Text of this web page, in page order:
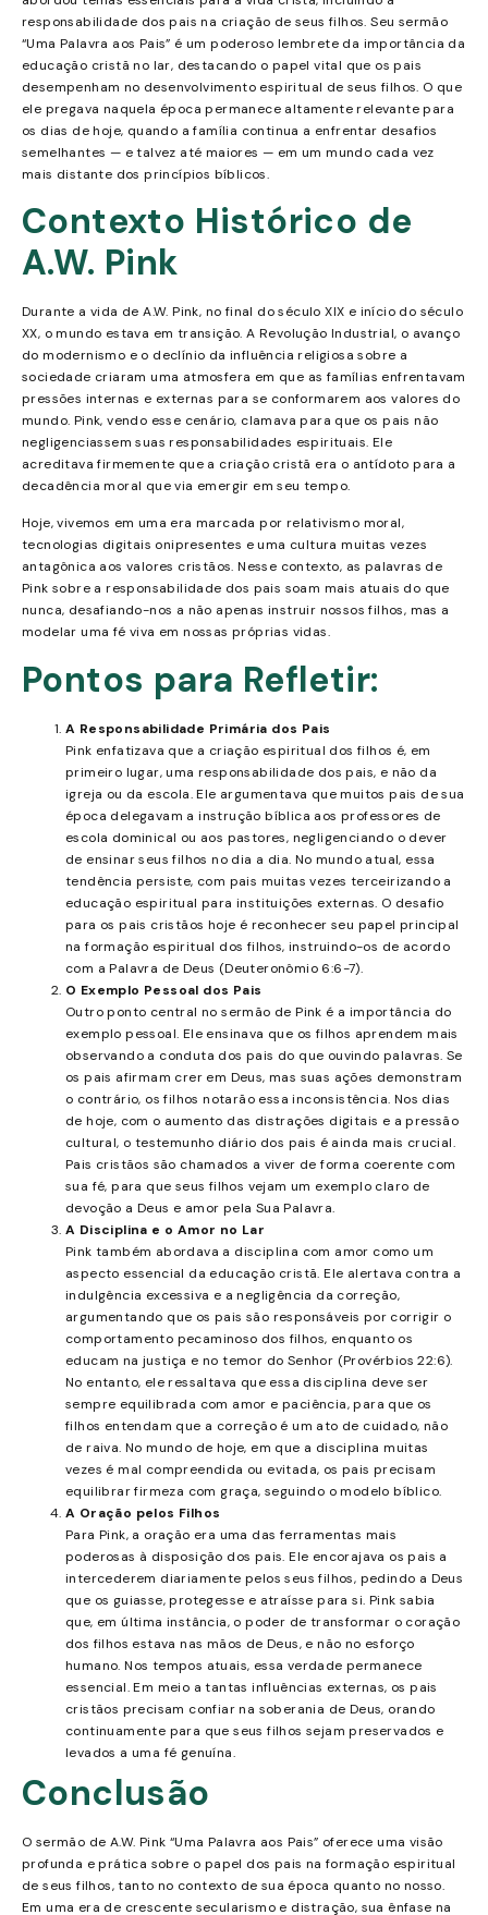
responsabilidade dos pais na criação de seus filhos. Seu sermão
“Uma Palavra aos Pais” é um poderoso lembrete da importância da
educação cristã no lar, destacando o papel vital que os pais
desempenham no desenvolvimento espiritual de seus filhos. O que
ele pregava naquela época permanece altamente relevante para
os dias de hoje, quando a família continua a enfrentar desafios
semelhantes — e talvez até maiores — em um mundo cada vez
mais distante dos princípios bíblicos.
Contexto Histórico de
A.W. Pink
Durante a vida de A.W. Pink, no final do século XIX e início do século
XX, o mundo estava em transição. A Revolução Industrial, o avanço
do modernismo e o declínio da influência religiosa sobre a
sociedade criaram uma atmosfera em que as famílias enfrentavam
pressões internas e externas para se conformarem aos valores do
mundo. Pink, vendo esse cenário, clamava para que os pais não
negligenciassem suas responsabilidades espirituais. Ele
acreditava firmemente que a criação cristã era o antídoto para a
decadência moral que via emergir em seu tempo.
Hoje, vivemos em uma era marcada por relativismo moral,
tecnologias digitais onipresentes e uma cultura muitas vezes
antagônica aos valores cristãos. Nesse contexto, as palavras de
Pink sobre a responsabilidade dos pais soam mais atuais do que
nunca, desafiando-nos a não apenas instruir nossos filhos, mas a
modelar uma fé viva em nossas próprias vidas.
Pontos para Refletir:
A Responsabilidade Primária dos Pais
Pink enfatizava que a criação espiritual dos filhos é, em
primeiro lugar, uma responsabilidade dos pais, e não da
igreja ou da escola. Ele argumentava que muitos pais de sua
época delegavam a instrução bíblica aos professores de
escola dominical ou aos pastores, negligenciando o dever
de ensinar seus filhos no dia a dia. No mundo atual, essa
tendência persiste, com pais muitas vezes terceirizando a
educação espiritual para instituições externas. O desafio
para os pais cristãos hoje é reconhecer seu papel principal
na formação espiritual dos filhos, instruindo-os de acordo
com a Palavra de Deus (Deuteronômio 6:6-7).
O Exemplo Pessoal dos Pais
Outro ponto central no sermão de Pink é a importância do
exemplo pessoal. Ele ensinava que os filhos aprendem mais
observando a conduta dos pais do que ouvindo palavras. Se
os pais afirmam crer em Deus, mas suas ações demonstram
o contrário, os filhos notarão essa inconsistência. Nos dias
de hoje, com o aumento das distrações digitais e a pressão
cultural, o testemunho diário dos pais é ainda mais crucial.
Pais cristãos são chamados a viver de forma coerente com
sua fé, para que seus filhos vejam um exemplo claro de
devoção a Deus e amor pela Sua Palavra.
A Disciplina e o Amor no Lar
Pink também abordava a disciplina com amor como um
aspecto essencial da educação cristã. Ele alertava contra a
indulgência excessiva e a negligência da correção,
argumentando que os pais são responsáveis por corrigir o
comportamento pecaminoso dos filhos, enquanto os
educam na justiça e no temor do Senhor (Provérbios 22:6).
No entanto, ele ressaltava que essa disciplina deve ser
sempre equilibrada com amor e paciência, para que os
filhos entendam que a correção é um ato de cuidado, não
de raiva. No mundo de hoje, em que a disciplina muitas
vezes é mal compreendida ou evitada, os pais precisam
equilibrar firmeza com graça, seguindo o modelo bíblico.
A Oração pelos Filhos
Para Pink, a oração era uma das ferramentas mais
poderosas à disposição dos pais. Ele encorajava os pais a
intercederem diariamente pelos seus filhos, pedindo a Deus
que os guiasse, protegesse e atraísse para si. Pink sabia
que, em última instância, o poder de transformar o coração
dos filhos estava nas mãos de Deus, e não no esforço
humano. Nos tempos atuais, essa verdade permanece
essencial. Em meio a tantas influências externas, os pais
cristãos precisam confiar na soberania de Deus, orando
continuamente para que seus filhos sejam preservados e
levados a uma fé genuína.
Conclusão
O sermão de A.W. Pink “Uma Palavra aos Pais” oferece uma visão
profunda e prática sobre o papel dos pais na formação espiritual
de seus filhos, tanto no contexto de sua época quanto no nosso.
Em uma era de crescente secularismo e distração, sua ênfase na